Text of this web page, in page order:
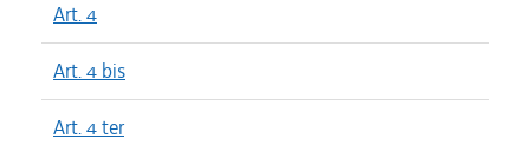
Art. 4
Art. 4 bis
Art. 4 ter